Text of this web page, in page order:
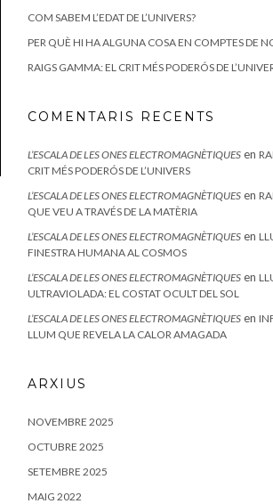
COM SABEM L’EDAT DE L’UNIVERS?
PER QUÈ HI HA ALGUNA COSA EN COMPTES DE
RAIGS GAMMA: EL CRIT MÉS PODERÓS DE
COMENTARIS RECENTS
L’ESCALA DE LES ONES ELECTROMAGNÈTIQUES en
CRIT MÉS PODERÓS DE L’UNIVERS
L’ESCALA DE LES ONES ELECTROMAGNÈTIQUES en
QUE VEU A TRAVÉS DE LA MATÈRIA
L’ESCALA DE LES ONES ELECTROMAGNÈTIQUES en
FINESTRA HUMANA AL COSMOS
L’ESCALA DE LES ONES ELECTROMAGNÈTIQUES en
ULTRAVIOLADA: EL COSTAT OCULT DEL SOL
L’ESCALA DE LES ONES ELECTROMAGNÈTIQUES en
LLUM QUE REVELA LA CALOR AMAGADA
ARXIUS
NOVEMBRE 2025
OCTUBRE 2025
SETEMBRE 2025
MAIG 2022